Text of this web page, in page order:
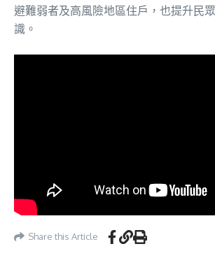
避難弱者及高風險地區住戶，也提升民
識。
Share this Article